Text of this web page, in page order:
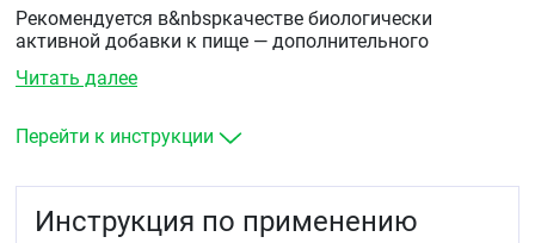
Рекомендуется в&nbspкачестве биологически
активной добавки к пище — дополнительного
содержащей кальций, розмариновую кислоту.
Читать далее
Перейти к инструкции
Инструкция по применению